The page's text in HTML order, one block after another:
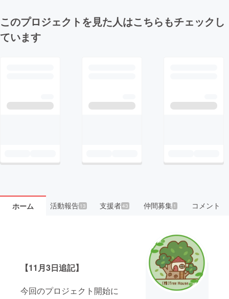
このプロジェクトを見た人はこちらもチェックし
ています
ホーム 活動報告13 支援者43 仲間募集 1 コメント
【11月3日追記】
今回のプロジェクト開始に